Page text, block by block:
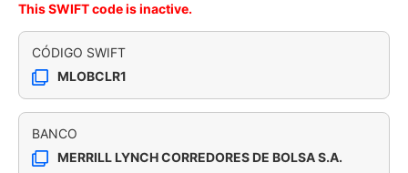
This SWIFT code is inactive.
CÓDIGO SWIFT
MLOBCLR1
BANCO
MERRILL LYNCH CORREDORES DE BOLSA S.A.